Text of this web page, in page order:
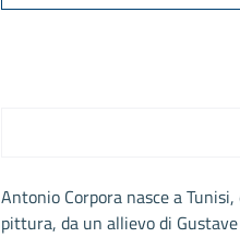
Antonio Corpora nasce a
pittura, da un allievo di